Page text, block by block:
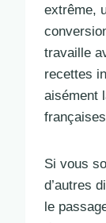
extrême,
travaille
recettes
aisément
Si vous
d’autres
le